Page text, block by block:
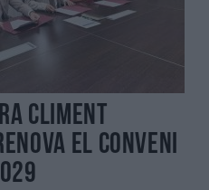
Climent
el conveni